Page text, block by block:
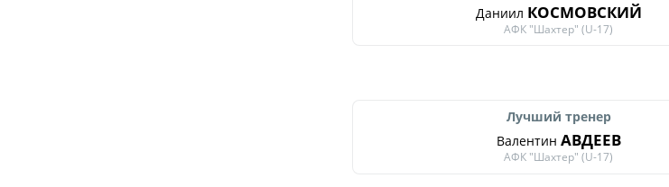
Даниил КОСМОВСКИЙ
АФК "Шахтер" (U-17)
Лучший тренер
Валентин АВДЕЕВ
АФК "Шахтер" (U-17)